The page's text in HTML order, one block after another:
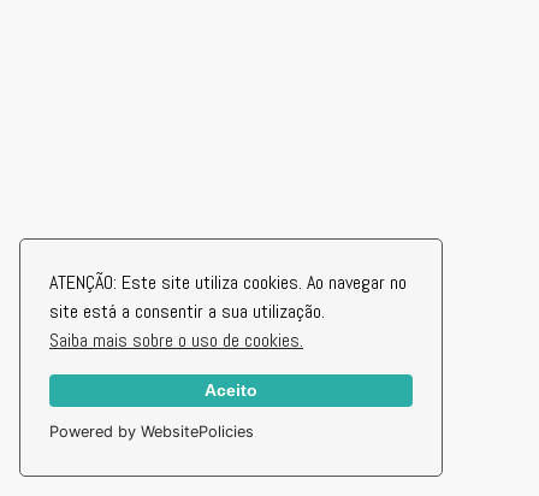
ATENÇÃO: Este site utiliza cookies. Ao navegar no
site está a consentir a sua utilização.
Saiba mais sobre o uso de cookies.
Aceito
Powered by WebsitePolicies